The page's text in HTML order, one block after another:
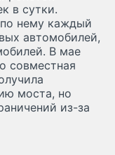
в сутки.
нему каждый
автомобилей,
В мае
совместная
моста, но
из-за